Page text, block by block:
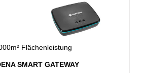
Flächenleistung
SMART GATEWAY